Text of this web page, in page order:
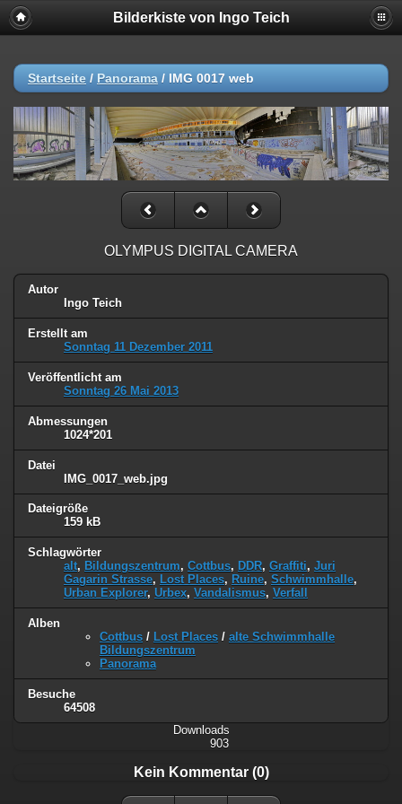
Bilderkiste von Ingo Teich
Startseite / Panorama / IMG 0017 web
OLYMPUS DIGITAL CAMERA
Autor
Ingo Teich
Erstellt am
Sonntag 11 Dezember 2011
Veröffentlicht am
Sonntag 26 Mai 2013
Abmessungen
1024*201
Datei
IMG_0017_web.jpg
Dateigröße
159 kB
Schlagwörter
alt, Bildungszentrum, Cottbus, DDR, Graffiti, Juri
Gagarin Strasse, Lost Places, Ruine, Schwimmhalle,
Urban Explorer, Urbex, Vandalismus, Verfall
Alben
Cottbus / Lost Places / alte Schwimmhalle
Bildungszentrum
Panorama
Besuche
64508
Downloads
903
Kein Kommentar (0)